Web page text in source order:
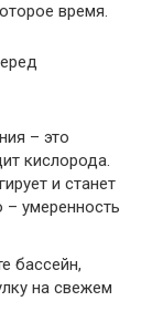
время.
– это
кислорода.
и станет
– умеренность
бассейн,
на свежем